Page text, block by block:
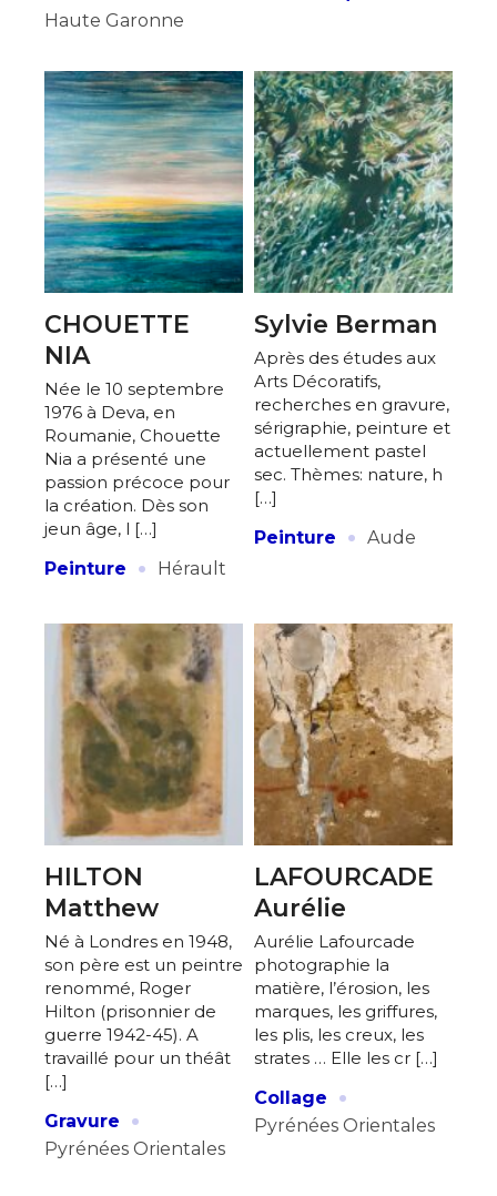
Haute Garonne
CHOUETTE
NIA
Née le 10 septembre
1976 à Deva, en
Roumanie, Chouette
Nia a présenté une
passion précoce pour
la création. Dès son
jeun âge, l […]
Peinture
· Hérault
Sylvie Berman
Après des études aux
Arts Décoratifs,
recherches en gravure,
sérigraphie, peinture et
actuellement pastel
sec. Thèmes: nature, h
[…]
Peinture
· Aude
HILTON
Matthew
Né à Londres en 1948,
son père est un peintre
renommé, Roger
Hilton (prisonnier de
guerre 1942-45). A
travaillé pour un théât
[…]
Gravure
·
Pyrénées Orientales
LAFOURCADE
Aurélie
Aurélie Lafourcade
photographie la
matière, l’érosion, les
marques, les griffures,
les plis, les creux, les
strates … Elle les cr […]
Collage
·
Pyrénées Orientales